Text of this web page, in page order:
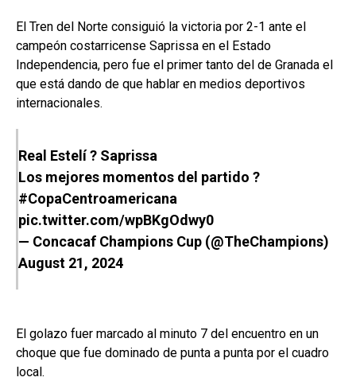
El Tren del Norte consiguió la victoria por 2-1 ante el
campeón costarricense Saprissa en el Estado
Independencia, pero fue el primer tanto del de Granada el
que está dando de que hablar en medios deportivos
internacionales.
Real Estelí ? Saprissa
Los mejores momentos del partido ?
#CopaCentroamericana
pic.twitter.com/wpBKgOdwy0
— Concacaf Champions Cup (@TheChampions)
August 21, 2024
El golazo fuer marcado al minuto 7 del encuentro en un
choque que fue dominado de punta a punta por el cuadro
local.